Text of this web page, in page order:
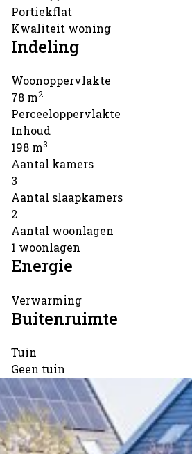
Portiekflat
Kwaliteit woning
Indeling
Woonoppervlakte
78 m2
Perceeloppervlakte
Inhoud
198 m3
Aantal kamers
3
Aantal slaapkamers
2
Aantal woonlagen
1 woonlagen
Energie
Verwarming
Buitenruimte
Tuin
Geen tuin